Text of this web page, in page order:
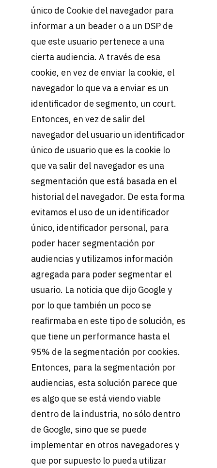
único de Cookie del navegador para
informar a un beader o a un DSP de
que este usuario pertenece a una
cierta audiencia. A través de esa
cookie, en vez de enviar la cookie, el
navegador lo que va a enviar es un
identificador de segmento, un court.
Entonces, en vez de salir del
navegador del usuario un identificador
único de usuario que es la cookie lo
que va salir del navegador es una
segmentación que está basada en el
historial del navegador. De esta forma
evitamos el uso de un identificador
único, identificador personal, para
poder hacer segmentación por
audiencias y utilizamos información
agregada para poder segmentar el
usuario. La noticia que dijo Google y
por lo que también un poco se
reafirmaba en este tipo de solución, es
que tiene un performance hasta el
95% de la segmentación por cookies.
Entonces, para la segmentación por
audiencias, esta solución parece que
es algo que se está viendo viable
dentro de la industria, no sólo dentro
de Google, sino que se puede
implementar en otros navegadores y
que por supuesto lo pueda utilizar